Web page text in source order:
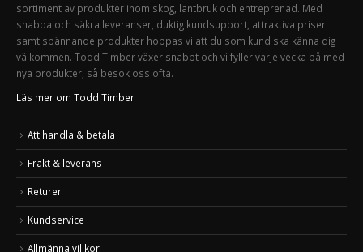
sortiment av produkter inom skog, lantbruk och entreprenad. Med
snabba och säkra leveranser, duktig kundsupport, attraktiva priser
samt spännande produkter hoppas vi att du som kund ska känna dig
välkommen. Todd Timber växer snabbt och vi fyller varje vecka på med
nya produkter, så besök oss ofta.
Läs mer om Todd Timber
Att handla & betala
Frakt & leverans
Returer
Kundservice
Allmänna villkor